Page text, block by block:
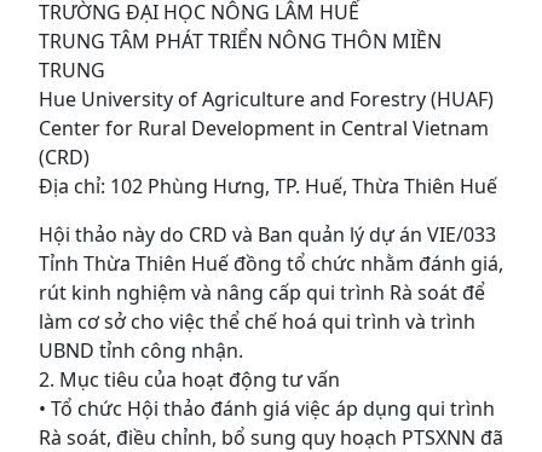
TRƯỜNG ĐẠI HỌC NÔNG LÂM HUẾ
TRUNG TÂM PHÁT TRIỂN NÔNG THÔN MIỀN
TRUNG
Hue University of Agriculture and Forestry (HUAF)
Center for Rural Development in Central Vietnam
(CRD)
Địa chỉ: 102 Phùng Hưng, TP. Huế, Thừa Thiên Huế
Hội thảo này do CRD và Ban quản lý dự án VIE/033
Tỉnh Thừa Thiên Huế đồng tổ chức nhằm đánh giá,
rút kinh nghiệm và nâng cấp qui trình Rà soát để
làm cơ sở cho việc thể chế hoá qui trình và trình
UBND tỉnh công nhận.
2. Mục tiêu của hoạt động tư vấn
• Tổ chức Hội thảo đánh giá việc áp dụng qui trình
Rà soát, điều chỉnh, bổ sung quy hoạch PTSXNN đã